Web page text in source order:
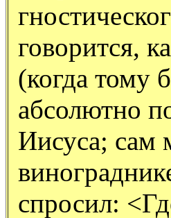
говорится,
(когда тому
абсолютно
Иисуса; сам
спросил: